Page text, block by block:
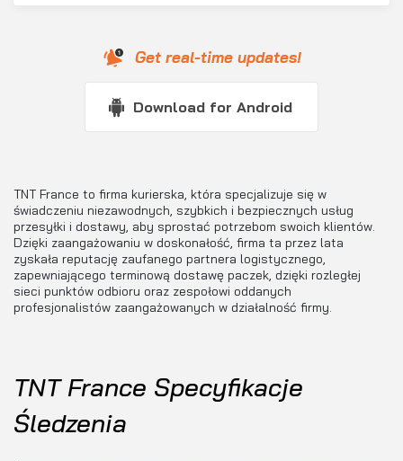
Get real-time updates!
Download for Android
TNT France to firma kurierska, która specjalizuje się w
świadczeniu niezawodnych, szybkich i bezpiecznych usług
przesyłki i dostawy, aby sprostać potrzebom swoich klientów.
Dzięki zaangażowaniu w doskonałość, firma ta przez lata
zyskała reputację zaufanego partnera logistycznego,
zapewniającego terminową dostawę paczek, dzięki rozległej
sieci punktów odbioru oraz zespołowi oddanych
profesjonalistów zaangażowanych w działalność firmy.
TNT France Specyfikacje
Śledzenia